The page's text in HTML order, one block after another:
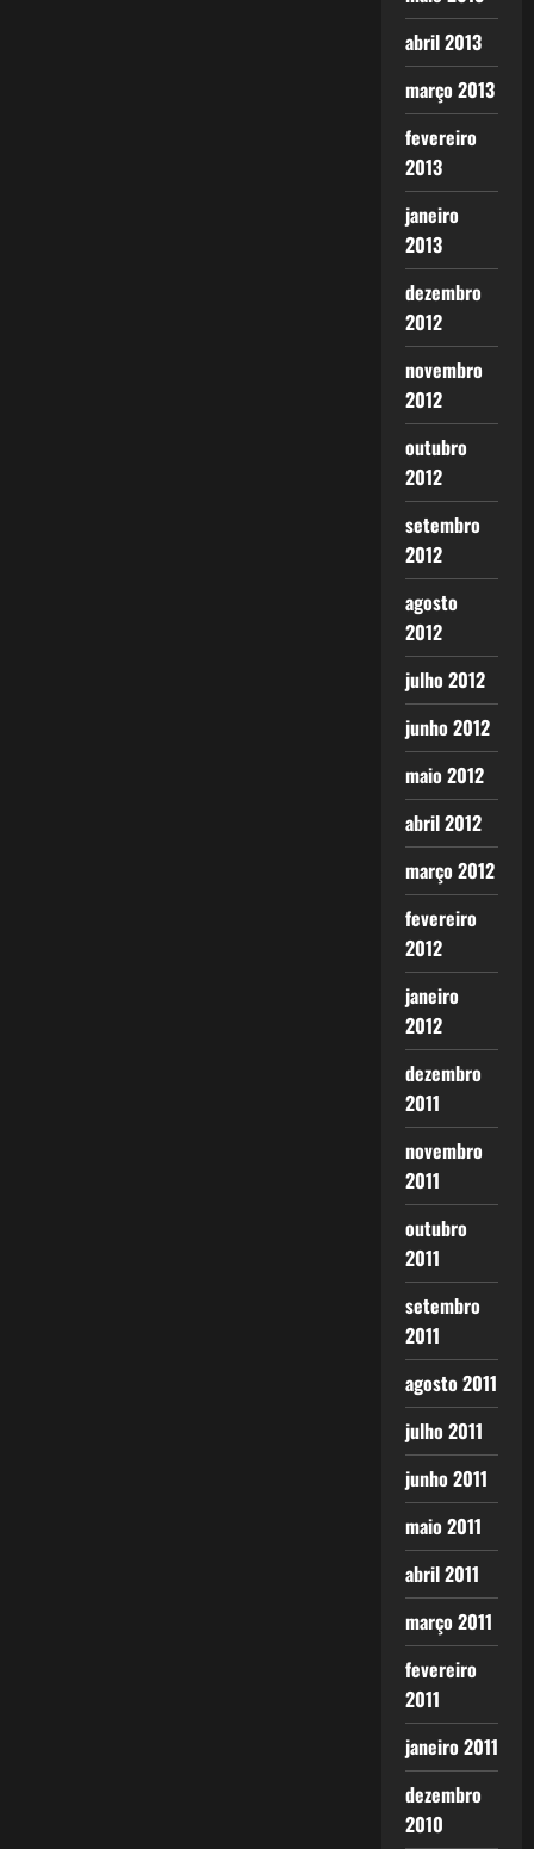
abril 2013
março 2013
fevereiro
2013
janeiro
2013
dezembro
2012
novembro
2012
outubro
2012
setembro
2012
agosto
2012
julho 2012
junho 2012
maio 2012
abril 2012
março 2012
fevereiro
2012
janeiro
2012
dezembro
2011
novembro
2011
outubro
2011
setembro
2011
agosto 2011
julho 2011
junho 2011
maio 2011
abril 2011
março 2011
fevereiro
2011
janeiro 2011
dezembro
2010